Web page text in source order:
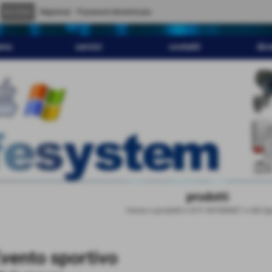
servizi contatti
prodotti
sportivo